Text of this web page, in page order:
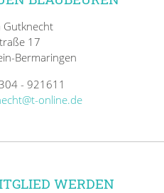
Gutknecht
17
Bermaringen
- 921611
online.de
WERDEN